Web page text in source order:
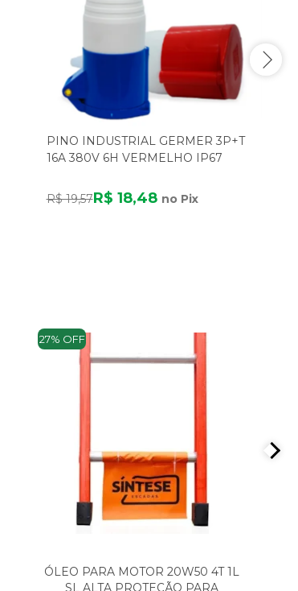
PINO INDUSTRIAL GERMER 3P+T
16A 380V 6H VERMELHO IP67
R$ 19,57R$ 18,48 no Pix
27% OFF
ÓLEO PARA MOTOR 20W50 4T 1L
SL ALTA PROTEÇÃO PARA